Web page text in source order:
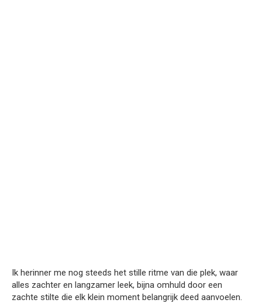
Ik herinner me nog steeds het stille ritme van die plek, waar
alles zachter en langzamer leek, bijna omhuld door een
zachte stilte die elk klein moment belangrijk deed aanvoelen.